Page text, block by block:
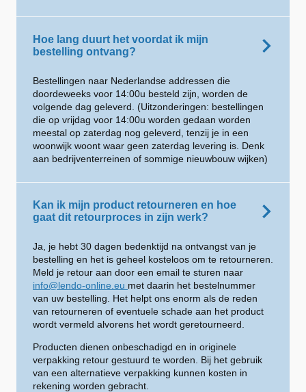
Hoe lang duurt het voordat ik mijn
bestelling ontvang?
Bestellingen naar Nederlandse addressen die
doordeweeks voor 14:00u besteld zijn, worden de
volgende dag geleverd. (Uitzonderingen: bestellingen
die op vrijdag voor 14:00u worden gedaan worden
meestal op zaterdag nog geleverd, tenzij je in een
woonwijk woont waar geen zaterdag levering is. Denk
aan bedrijventerreinen of sommige nieuwbouw wijken)
Kan ik mijn product retourneren en hoe
gaat dit retourproces in zijn werk?
Ja, je hebt 30 dagen bedenktijd na ontvangst van je
bestelling en het is geheel kosteloos om te retourneren.
Meld je retour aan door een email te sturen naar
info@lendo-online.eu met daarin het bestelnummer
van uw bestelling. Het helpt ons enorm als de reden
van retourneren of eventuele schade aan het product
wordt vermeld alvorens het wordt geretourneerd.
Producten dienen onbeschadigd en in originele
verpakking retour gestuurd te worden. Bij het gebruik
van een alternatieve verpakking kunnen kosten in
rekening worden gebracht.